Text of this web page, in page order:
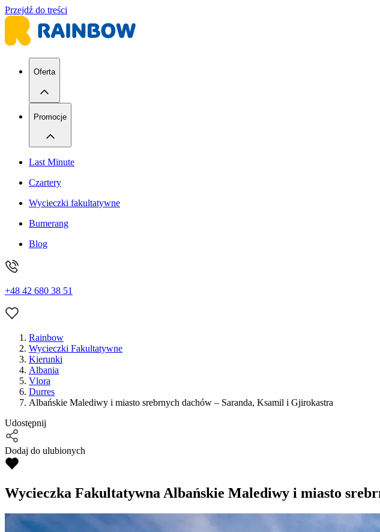
Przejdź do treści
Oferta
Promocje
Last Minute
Czartery
Wycieczki fakultatywne
Bumerang
Blog
+48 42 680 38 51
Rainbow
Wycieczki Fakultatywne
Kierunki
Albania
Vlora
Durres
Albańskie Malediwy i miasto srebrnych dachów – Saranda, Ksamil i Gjirokastra
Udostępnij
Dodaj do ulubionych
Wycieczka FakultatywnaAlbańskie Malediwy i miasto